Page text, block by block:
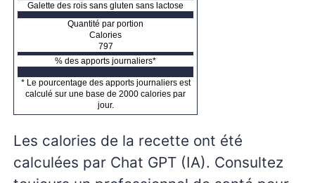
Galette des rois sans gluten sans lactose
Quantité par portion
Calories
797
% des apports journaliers*
* Le pourcentage des apports journaliers est
calculé sur une base de 2000 calories par
jour.
Les calories de la recette ont été
calculées par Chat GPT (IA). Consultez